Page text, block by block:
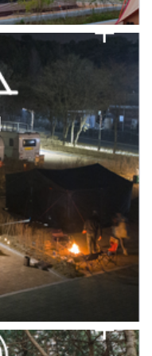
공지
검의 날 변경 안내
공지
[6/1]전산시스템 점검 및 안정화에 따른 서비스 이용 제한 안내